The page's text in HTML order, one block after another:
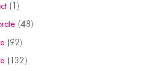
(1)
(48)
(92)
(132)